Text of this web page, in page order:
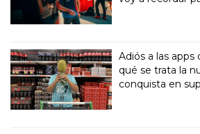
Adiós a las
qué se trata la
conquista en